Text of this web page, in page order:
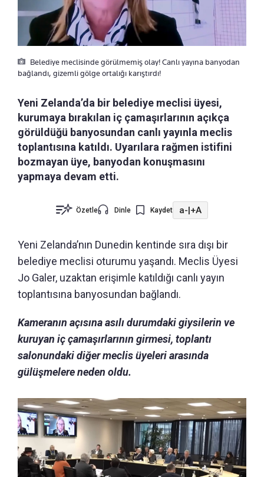
Belediye meclisinde görülmemiş olay! Canlı yayına banyodan
bağlandı, gizemli gölge ortalığı karıştırdı!
Yeni Zelanda’da bir belediye meclisi üyesi,
kurumaya bırakılan iç çamaşırlarının açıkça
görüldüğü banyosundan canlı yayınla meclis
toplantısına katıldı. Uyarılara rağmen istifini
bozmayan üye, banyodan konuşmasını
yapmaya devam etti.
Özetle Dinle Kaydet a-|+A
Yeni Zelanda’nın Dunedin kentinde sıra dışı bir
belediye meclisi oturumu yaşandı. Meclis Üyesi
Jo Galer, uzaktan erişimle katıldığı canlı yayın
toplantısına banyosundan bağlandı.
Kameranın açısına asılı durumdaki giysilerin ve
kuruyan iç çamaşırlarının girmesi, toplantı
salonundaki diğer meclis üyeleri arasında
gülüşmelere neden oldu.